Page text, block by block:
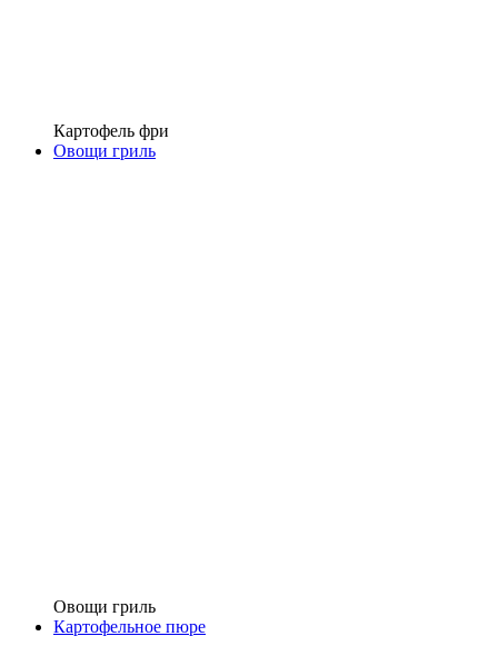
Картофель фри
Овощи гриль
Овощи гриль
Картофельное пюре